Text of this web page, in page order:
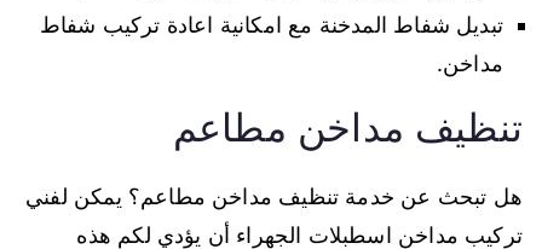
تبديل شفاط المدخنة مع امكانية اعادة تركيب شفاط
مداخن.
تنظيف مداخن مطاعم
هل تبحث عن خدمة تنظيف مداخن مطاعم؟ يمكن لفني
تركيب مداخن اسطبلات الجهراء أن يؤدي لكم هذه